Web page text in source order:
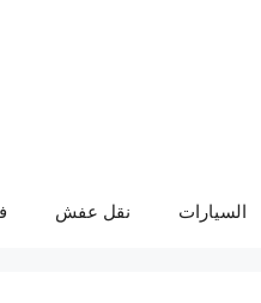
السيارات نقل عفش